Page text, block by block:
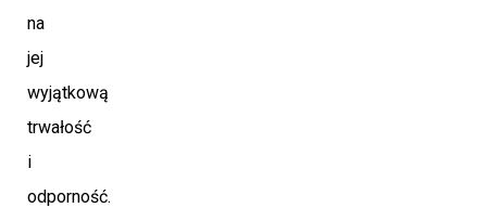
na
jej
wyjątkową
trwałość
i
odporność.